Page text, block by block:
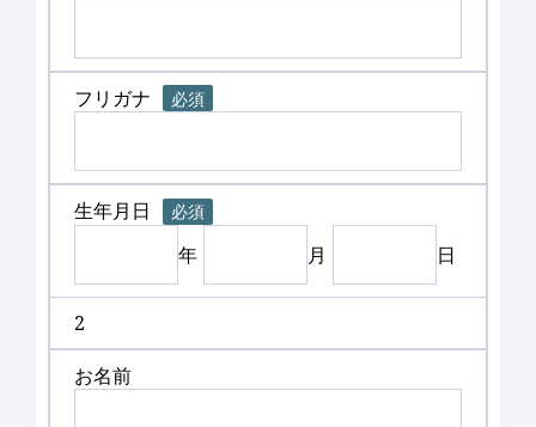
フリガナ 必須
生年月日 必須
年 月 日
2
お名前